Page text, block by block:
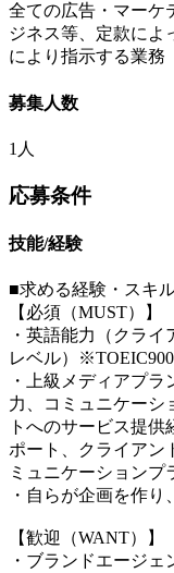
全ての広告・マーケ
ジネス等、定款によ
により指示する業務
募集人数
1人
応募条件
技能/経験
■求める経験・スキ
【必須（MUST）】
・英語能力（クラ
レベル）
・上級メディアプ
力、コミュニケーシ
トへのサービス提
ポート、クライアン
ミュニケーションプ
・自らが企画を作
【歓迎（WANT）】
・ブランドエージ